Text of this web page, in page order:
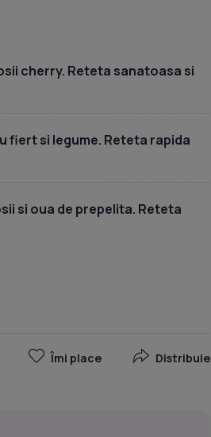
cherry. Reteta sanatoasa si
fiert si legume. Reteta rapida
si oua de prepelita. Reteta
Îmi place Distribuie